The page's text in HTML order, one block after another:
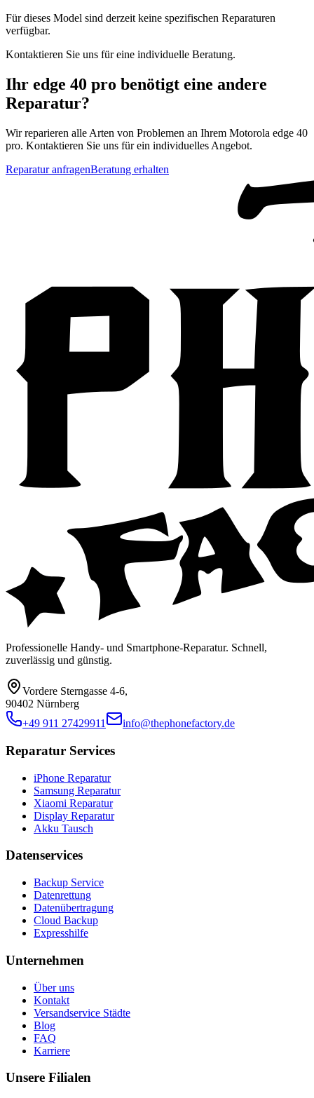
Für dieses Model sind derzeit keine spezifischen Reparaturen
verfügbar.
Kontaktieren Sie uns für eine individuelle Beratung.
Ihr edge 40 pro benötigt eine andere
Reparatur?
Wir reparieren alle Arten von Problemen an Ihrem Motorola edge 40
pro. Kontaktieren Sie uns für ein individuelles Angebot.
Reparatur anfragenBeratung erhalten
Professionelle Handy- und Smartphone-Reparatur. Schnell,
zuverlässig und günstig.
Vordere Sterngasse 4-6,
90402 Nürnberg
+49 911 27429911
info@thephonefactory.de
Reparatur Services
iPhone Reparatur
Samsung Reparatur
Xiaomi Reparatur
Display Reparatur
Akku Tausch
Datenservices
Backup Service
Datenrettung
Datenübertragung
Cloud Backup
Expresshilfe
Unternehmen
Über uns
Kontakt
Versandservice Städte
Blog
FAQ
Karriere
Unsere Filialen